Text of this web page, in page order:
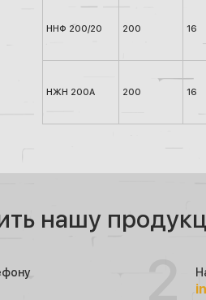
ННФ 200/20 200 16
НЖН 200А 200 16
нашу